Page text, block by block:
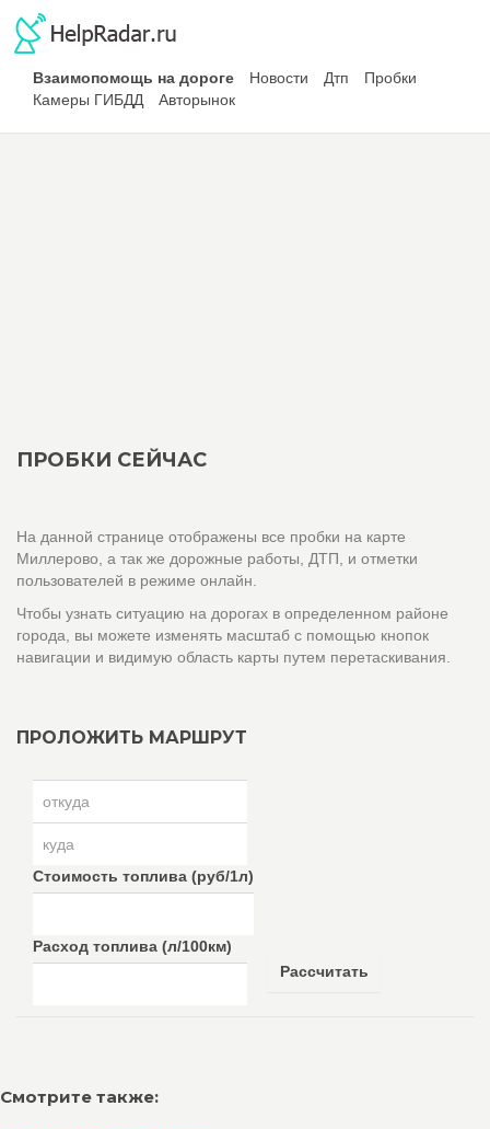
Взаимопомощь на дороге Новости Дтп
Пробки
Камеры ГИБДД
Авторынок
ПРОБКИ СЕЙЧАС
На данной странице отображены все пробки на карте
Миллерово, а так же дорожные работы, ДТП, и отметки
пользователей в режиме онлайн.
Чтобы узнать ситуацию на дорогах в определенном районе
города, вы можете изменять масштаб с помощью кнопок
навигации и видимую область карты путем перетаскивания.
ПРОЛОЖИТЬ МАРШРУТ
Стоимость топлива (руб/1л)
Расход топлива (л/100км)
Рассчитать
Смотрите также: